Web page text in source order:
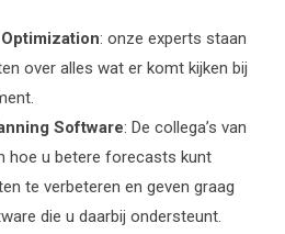
: onze experts staan
over alles wat er komt kijken bij
Software: De collega’s van
hoe u betere forecasts kunt
te verbeteren en geven graag
die u daarbij ondersteunt.